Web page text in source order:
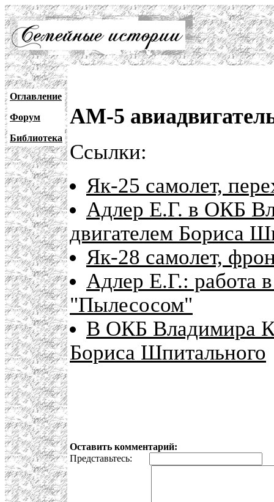
Оглавление
Форум
Библиотека
АМ-5
Ссылки:
Як-25 самолет,
Адлер Е.Г. в ОКБ
двигателем Бориса
Як-28 самолет,
Адлер Е.Г.: работа
"Пылесосом"
В ОКБ Владимира
Бориса Шпитального
Оставить комментарий:
Представьтесь: